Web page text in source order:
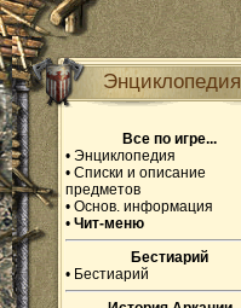
Энциклопедия
Все по игре...
• Энциклопедия
• Списки и описание
предметов
• Основ. информация
• Чит-меню
Бестиарий
• Бестиарий